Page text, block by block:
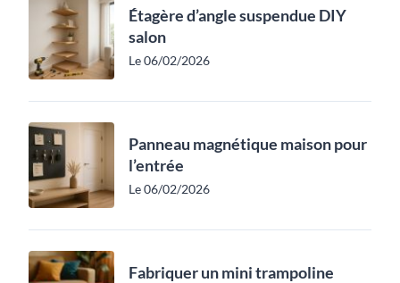
Étagère d’angle suspendue DIY
salon
Le 06/02/2026
Panneau magnétique maison pour
l’entrée
Le 06/02/2026
Fabriquer un mini trampoline